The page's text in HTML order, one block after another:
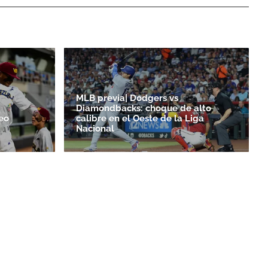
MLB previa| Dodgers vs
Diamondbacks: choque de alto
calibre en el Oeste de la Liga
Nacional